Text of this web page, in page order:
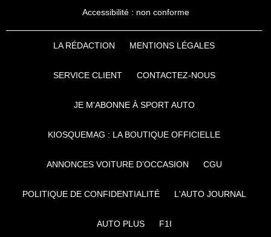
Accessibilité : non conforme
LA RÉDACTION MENTIONS LÉGALES
SERVICE CLIENT CONTACTEZ-NOUS
JE M'ABONNE À SPORT AUTO
KIOSQUEMAG : LA BOUTIQUE OFFICIELLE
ANNONCES VOITURE D’OCCASION CGU
POLITIQUE DE CONFIDENTIALITÉ L'AUTO JOURNAL
AUTO PLUS F1I